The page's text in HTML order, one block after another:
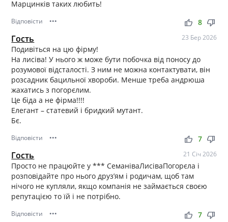
Марцинків таких любить!
Відповісти ••• thumb_up thumb_down
8
Гость 23 Бер 2026
Подивіться на цю фірму!
На лисіва! У нього ж може бути побочка від поносу до
розумової відсталості. З ним не можна контактувати, він
розсадник бацильної хвороби. Менше треба андрюша
жахатись з погорєлим.
Це біда а не фірма!!!!
Елегант – статевий і бридкий мутант.
Бє.
Відповісти ••• thumb_up thumb_down
7
Гость 21 Січ 2026
Просто не працюйте у *** СеманіваЛисіваПогорєла і
розповідайте про нього друз’ям і родичам, щоб там
нічого не купляли, якщо компанія не займається своєю
репутацією то їй і не потрібно.
Відповісти ••• thumb_up thumb_down
7